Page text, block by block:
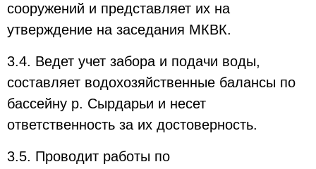
сооружений и представляет их на
утверждение на заседания МКВК.
3.4. Ведет учет забора и подачи воды,
составляет водохозяйственные балансы по
бассейну р. Сырдарьи и несет
ответственность за их достоверность.
3.5. Проводит работы по